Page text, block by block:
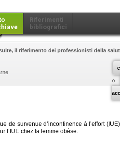
Riferimenti
bibliografici
o
il riferimento dei professionisti della
de survenue d’incontinence à l’effort
l’IUE chez la femme obèse.